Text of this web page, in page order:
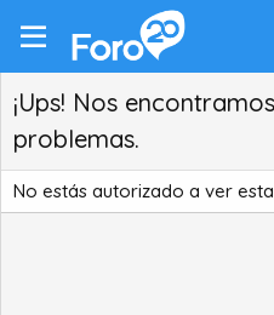
¡Ups! Nos
problemas.
No estás autorizado a ver